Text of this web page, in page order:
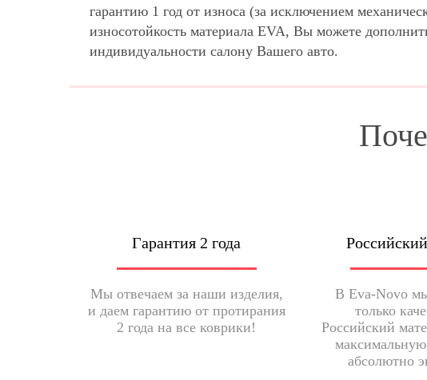
гарантию 1 год от износа (за исключением
износотойкость материала EVA, Вы можете
индивидуальности салону Вашего авто.
Гарантия 2 года
Мы отвечаем за наши изделия,
и даем гарантию от протирания
2 года на все коврики!
В Eva-Novo
только
Российский
абсолютно